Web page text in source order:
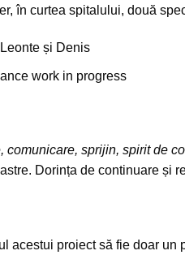
în curtea spitalului, două
Leonte și Denis
work in progress
comunicare, sprijin, spirit de
Dorința de continuare și
acestui proiect să fie doar